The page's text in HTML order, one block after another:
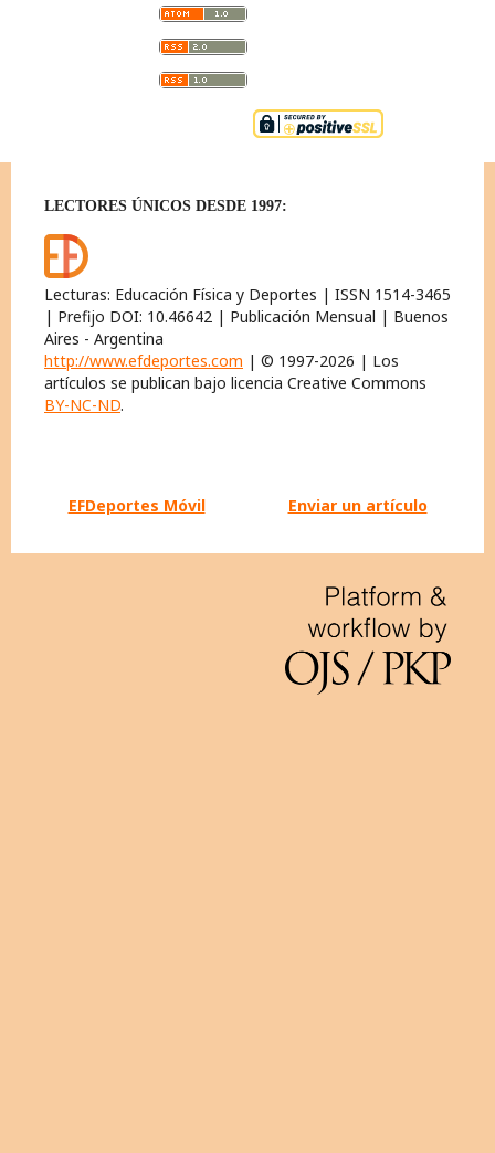
LECTORES ÚNICOS DESDE 1997:
Lecturas: Educación Física y Deportes | ISSN 1514-3465
| Prefijo DOI: 10.46642 | Publicación Mensual | Buenos
Aires - Argentina
http://www.efdeportes.com | © 1997-2026 | Los
artículos se publican bajo licencia Creative Commons
BY-NC-ND.
EFDeportes Móvil Enviar un artículo